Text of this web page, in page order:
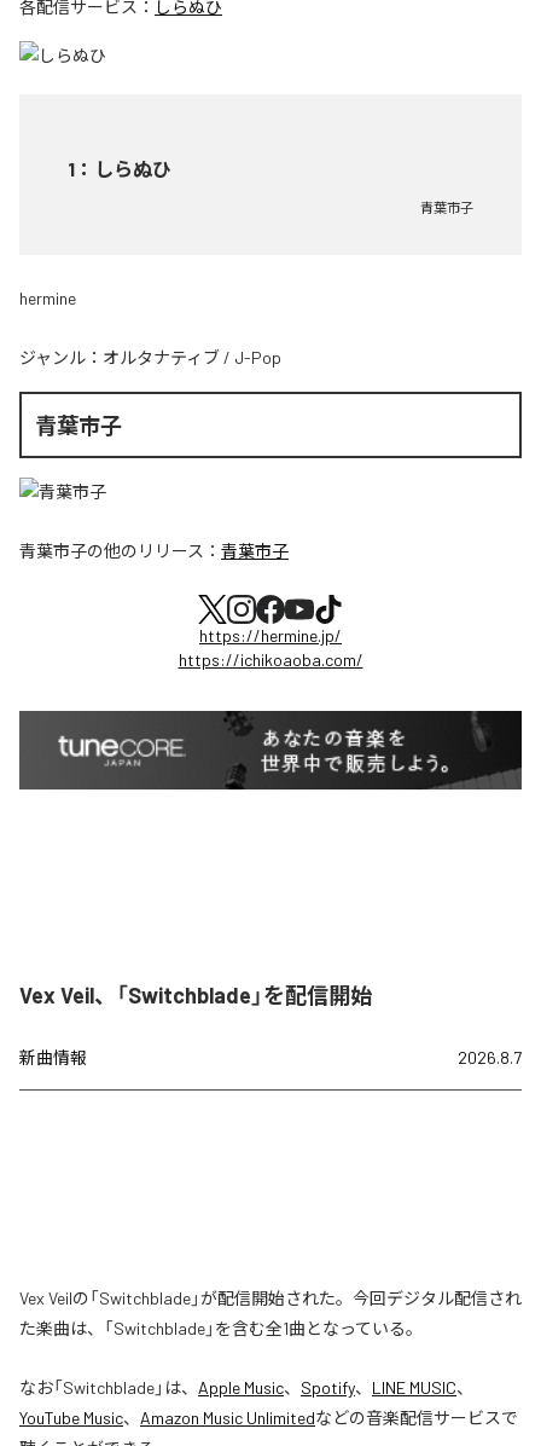
各配信サービス： しらぬひ
1 ： しらぬひ
青葉市子
hermine
ジャンル： オルタナティブ / J-Pop
青葉市子
青葉市子の他のリリース： 青葉市子
https://hermine.jp/
https://ichikoaoba.com/
Vex Veil、「Switchblade」を配信開始
新曲情報 2026.8.7
Vex Veilの「Switchblade」が配信開始された。今回デジタル配信され
た楽曲は、「Switchblade」を含む全1曲となっている。
なお「Switchblade」は、 Apple Music、 Spotify、 LINE MUSIC、
YouTube Music、 Amazon Music Unlimitedなどの音楽配信サービスで